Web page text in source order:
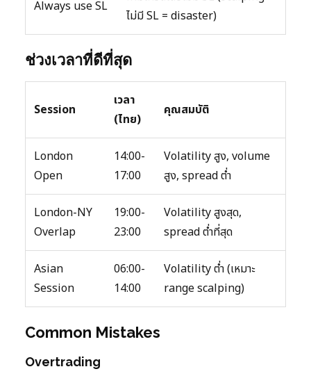
Always use SL
ไม่มี SL = disaster)
ช่วงเวลาที่ดีที่สุด
Session
เวลา
(ไทย)
คุณสมบัติ
London
Open
14:00-
17:00
Volatility สูง, volume
สูง, spread ต่ำ
London-NY
Overlap
19:00-
23:00
Volatility สูงสุด,
spread ต่ำที่สุด
Asian
Session
06:00-
14:00
Volatility ต่ำ (เหมาะ
range scalping)
Common Mistakes
Overtrading